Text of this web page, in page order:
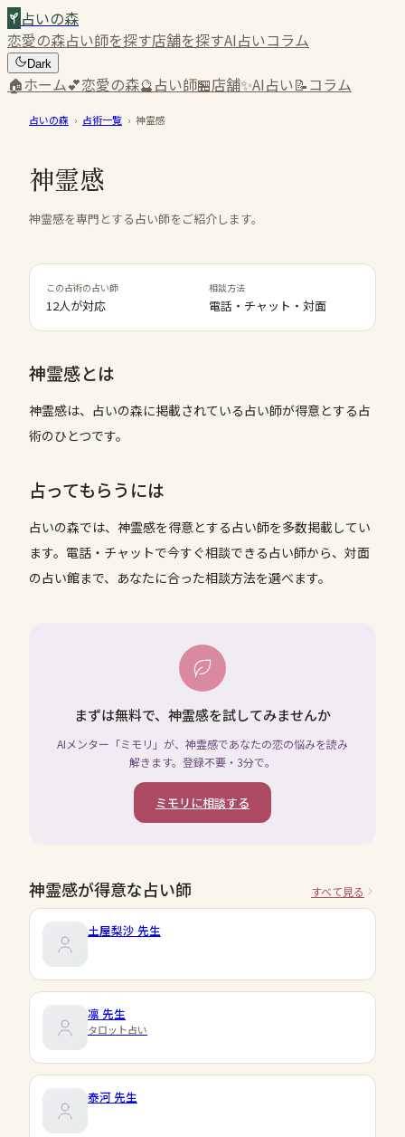
占いの森
恋愛の森占い師を探す店舗を探すAI占いコラム
Dark
🏠ホーム💕恋愛の森🔮占い師🏪店舗✨AI占い📝コラム
占いの森 › 占術一覧 › 神霊感
神霊感
神霊感を専門とする占い師をご紹介します。
この占術の占い師
12人が対応
相談方法
電話・チャット・対面
神霊感とは
神霊感は、占いの森に掲載されている占い師が得意とする占
術のひとつです。
占ってもらうには
占いの森では、 神霊感を得意とする占い師を多数掲載してい
ます。電話・チャットで今すぐ相談できる占い師から、対面
の占い館まで、あなたに合った相談方法を選べます。
まずは無料で、神霊感を試してみませんか
AIメンター「ミモリ」が、神霊感であなたの恋の悩みを読み
解きます。登録不要・3分で。
ミモリに相談する
神霊感が得意な占い師 すべて見る
土屋梨沙 先生
凛 先生
タロット占い
泰河 先生